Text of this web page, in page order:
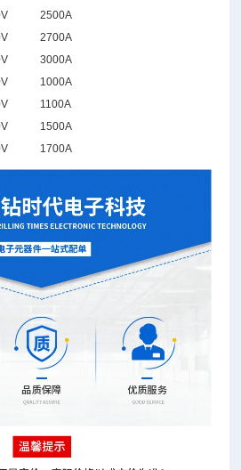
2500A
2700A
3000A
1000A
1100A
1500A
1700A